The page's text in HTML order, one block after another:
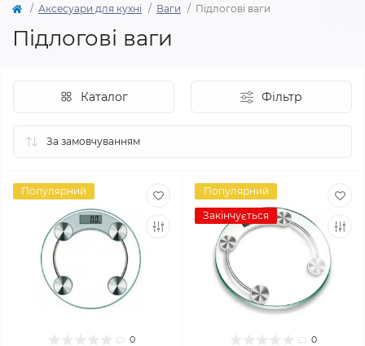
Аксесуари для кухні Ваги Підлогові ваги
Підлогові ваги
Каталог Фільтр
Популярний
0
Популярний
Закінчується
0